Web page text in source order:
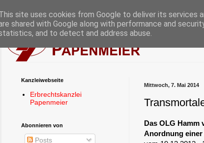
Mittwoch, 7. Mai 2014
Das OLG
Anordnung
Kanzleiwebseite
Erbrechtskanzlei
Papenmeier
Abonnieren von
Posts
site uses cookies from Google to deliver its services
shared with Google along with performance and
and to detect and address abuse.